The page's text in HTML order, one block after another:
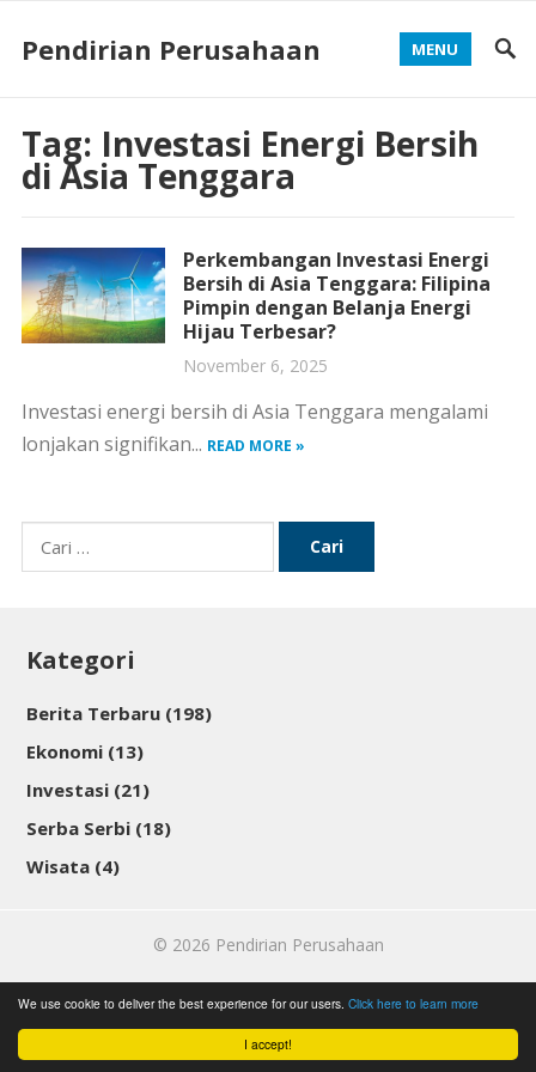
I accept!
We use cookie to deliver the best experience for our users. Click here to learn more
Pendirian Perusahaan MENU
Tag: Investasi Energi Bersih
di Asia Tenggara
Perkembangan Investasi Energi
Bersih di Asia Tenggara: Filipina
Pimpin dengan Belanja Energi
Hijau Terbesar?
November 6, 2025
Investasi energi bersih di Asia Tenggara mengalami
lonjakan signifikan... READ MORE »
Cari
untuk:
Kategori
Berita Terbaru (198)
Ekonomi (13)
Investasi (21)
Serba Serbi (18)
Wisata (4)
© 2026 Pendirian Perusahaan